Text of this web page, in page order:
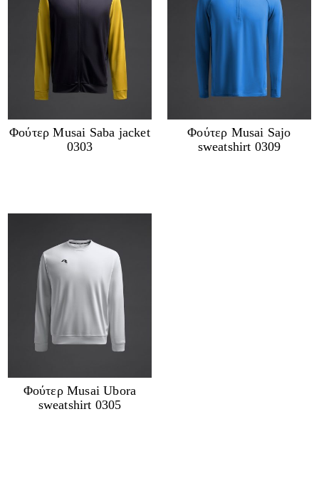
Φούτερ Musai Saba jacket
0303
Φούτερ Musai Sajo
sweatshirt 0309
Φούτερ Musai Ubora
sweatshirt 0305